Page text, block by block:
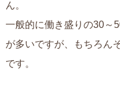
ん。
一般的に働き盛りの30～
が多いですが、もちろん
です。